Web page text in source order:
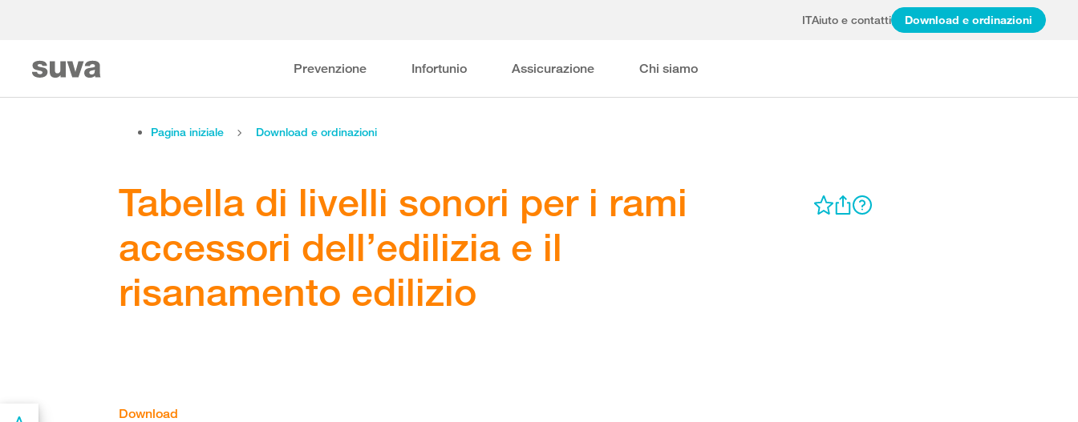
ITAiuto e contatti Download e ordinazioni
Prevenzione Infortunio Assicurazione Chi siamo
Pagina iniziale Download e ordinazioni
Tabella di livelli sonori per i rami
accessori dell’edilizia e il
risanamento edilizio
Download